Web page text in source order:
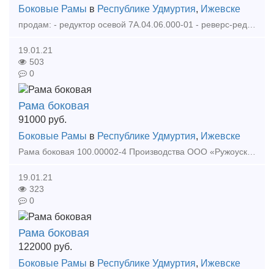
Боковые Рамы в Республике Удмуртия, Ижевске
продам: - редуктор осевой 7А.04.06.000-01 - реверс-редуктор ТУ6П.02.04.000 - бандажи ходовой тележки а также другие запчасти для тепловозов УЖД в состоянии как есть и после вос
19.01.21
503
0
Рама боковая
91000 руб.
Боковые Рамы в Республике Удмуртия, Ижевске
Рама боковая 100.00002-4 Производства ООО «Ружоуская компания Тианруй по производству локомотивов и вагонов», 2013 год, клеймо 6733, сертификат ТР ТС 001/2011, приемка ИЦПВК. Станци
19.01.21
323
0
Рама боковая
122000 руб.
Боковые Рамы в Республике Удмуртия, Ижевске